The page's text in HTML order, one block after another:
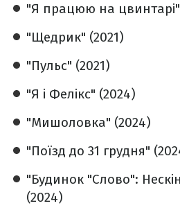
"Я працюю на цвинтарі"
"Щедрик" (2021)
"Пульс" (2021)
"Я і Фелікс" (2024)
"Мишоловка" (2024)
"Поїзд до 31 грудня"
"Будинок "Слово":
(2024)